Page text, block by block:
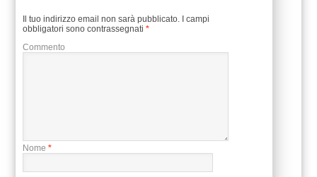
Il tuo indirizzo email non sarà pubblicato. I campi
obbligatori sono contrassegnati*
Commento
Nome *